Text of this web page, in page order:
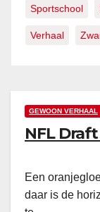
Sportschool
Verhaal
GEWOON VERHAAL
NFL
Een
daar is de